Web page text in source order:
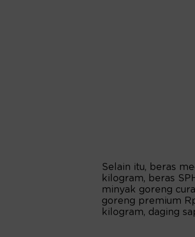
Selain itu, beras
kilogram, beras
minyak goreng
goreng premium
kilogram, daging